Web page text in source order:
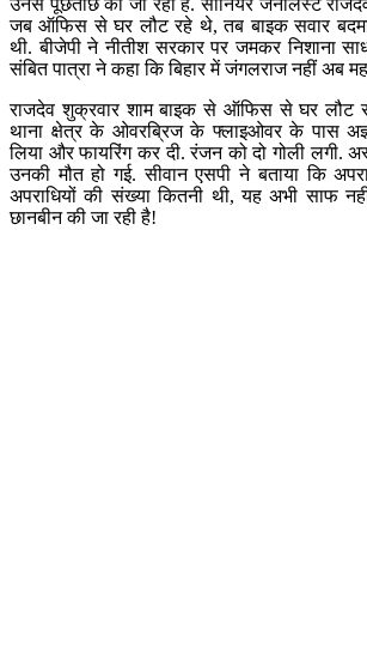
जब ऑफिस से घर लौट रहे थे, तब बाइक सवार
थी. बीजेपी ने नीतीश सरकार पर जमकर निशाना
संबित पात्रा ने कहा कि बिहार में जंगलराज नहीं अब
राजदेव शुक्रवार शाम बाइक से ऑफिस से घर लौट
थाना क्षेत्र के ओवरब्रिज के फ्लाइओवर के पास
लिया और फायरिंग कर दी. रंजन को दो गोली लगी.
उनकी मौत हो गई. सीवान एसपी ने बताया कि
अपराधियों की संख्या कितनी थी, यह अभी साफ
छानबीन की जा रही है!